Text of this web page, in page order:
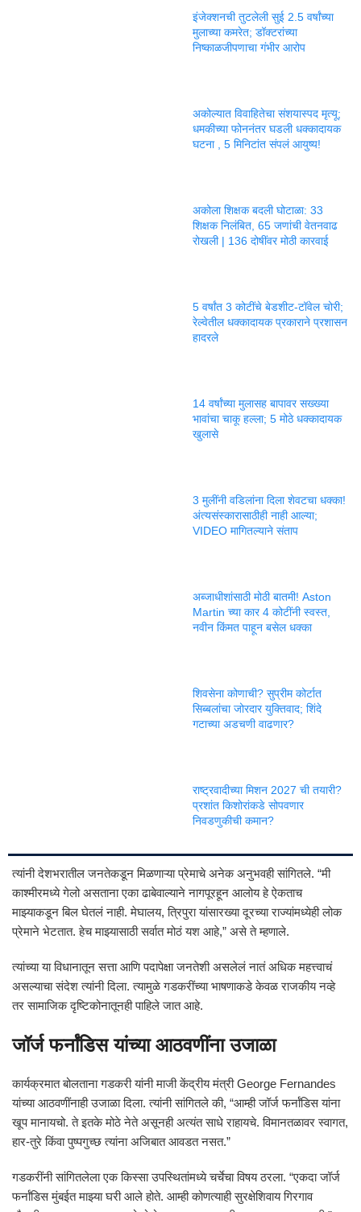
इंजेक्शनची तुटलेली सुई 2.5 वर्षांच्या
मुलाच्या कमरेत; डॉक्टरांच्या
निष्काळजीपणाचा गंभीर आरोप
अकोल्यात विवाहितेचा संशयास्पद मृत्यू;
धमकीच्या फोननंतर घडली धक्कादायक
घटना , 5 मिनिटांत संपलं आयुष्य!
अकोला शिक्षक बदली घोटाळा: 33
शिक्षक निलंबित, 65 जणांची वेतनवाढ
रोखली | 136 दोषींवर मोठी कारवाई
5 वर्षांत 3 कोटींचे बेडशीट-टॉवेल चोरी;
रेल्वेतील धक्कादायक प्रकाराने प्रशासन
हादरले
14 वर्षांच्या मुलासह बापावर सख्ख्या
भावांचा चाकू हल्ला; 5 मोठे धक्कादायक
खुलासे
3 मुलींनी वडिलांना दिला शेवटचा धक्का!
अंत्यसंस्कारासाठीही नाही आल्या;
VIDEO मागितल्याने संताप
अब्जाधीशांसाठी मोठी बातमी! Aston
Martin च्या कार 4 कोटींनी स्वस्त,
नवीन किंमत पाहून बसेल धक्का
शिवसेना कोणाची? सुप्रीम कोर्टात
सिब्बलांचा जोरदार युक्तिवाद; शिंदे
गटाच्या अडचणी वाढणार?
राष्ट्रवादीच्या मिशन 2027 ची तयारी?
प्रशांत किशोरांकडे सोपवणार
निवडणुकीची कमान?
त्यांनी देशभरातील जनतेकडून मिळणाऱ्या प्रेमाचे अनेक अनुभवही सांगितले. “मी
काश्मीरमध्ये गेलो असताना एका ढाबेवाल्याने नागपूरहून आलोय हे ऐकताच
माझ्याकडून बिल घेतलं नाही. मेघालय, त्रिपुरा यांसारख्या दूरच्या राज्यांमध्येही लोक
प्रेमाने भेटतात. हेच माझ्यासाठी सर्वात मोठं यश आहे,” असे ते म्हणाले.
त्यांच्या या विधानातून सत्ता आणि पदापेक्षा जनतेशी असलेलं नातं अधिक महत्त्वाचं
असल्याचा संदेश त्यांनी दिला. त्यामुळे गडकरींच्या भाषणाकडे केवळ राजकीय नव्हे
तर सामाजिक दृष्टिकोनातूनही पाहिले जात आहे.
जॉर्ज फर्नांडिस यांच्या आठवणींना उजाळा
कार्यक्रमात बोलताना गडकरी यांनी माजी केंद्रीय मंत्रीGeorge Fernandes
यांच्या आठवणींनाही उजाळा दिला. त्यांनी सांगितले की, “आम्ही जॉर्ज फर्नांडिस यांना
खूप मानायचो. ते इतके मोठे नेते असूनही अत्यंत साधे राहायचे. विमानतळावर स्वागत,
हार-तुरे किंवा पुष्पगुच्छ त्यांना अजिबात आवडत नसत.”
गडकरींनी सांगितलेला एक किस्सा उपस्थितांमध्ये चर्चेचा विषय ठरला. “एकदा जॉर्ज
फर्नांडिस मुंबईत माझ्या घरी आले होते. आम्ही कोणत्याही सुरक्षेशिवाय गिरगाव